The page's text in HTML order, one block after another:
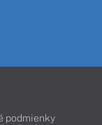
podmienky